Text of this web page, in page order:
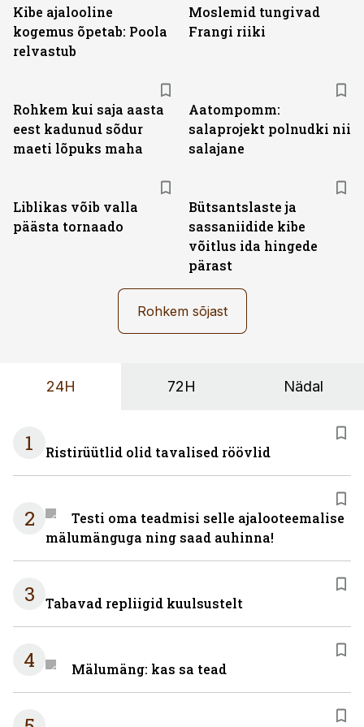
Kibe ajalooline
kogemus õpetab: Poola
relvastub
Moslemid tungivad
Frangi riiki
Rohkem kui saja aasta
eest kadunud sõdur
maeti lõpuks maha
Aatompomm:
salaprojekt polnudki nii
salajane
Liblikas võib valla
päästa tornaado
Bütsantslaste ja
sassaniidide kibe
võitlus ida hingede
pärast
Rohkem sõjast
24H 72H Nädal
1 Ristirüütlid olid tavalised röövlid
2
Testi oma teadmisi selle ajalooteemalise
mälumänguga ning saad auhinna!
3 Tabavad repliigid kuulsustelt
4 Mälumäng: kas sa tead